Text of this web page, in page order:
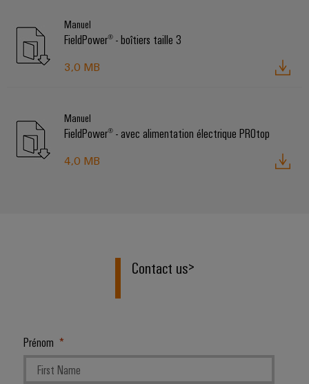
Manuel
FieldPower® - boîtiers taille 3
3,0 MB
Manuel
FieldPower® - avec alimentation électrique PROtop
4,0 MB
Contact us>
Prénom